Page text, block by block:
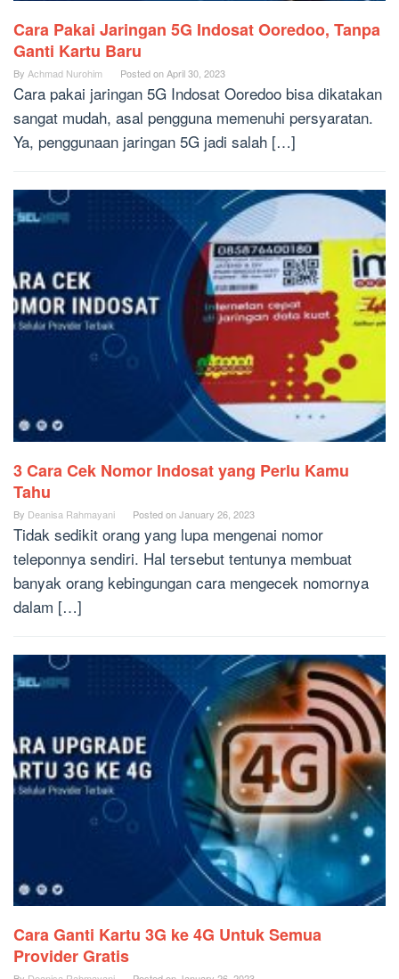
Cara Pakai Jaringan 5G Indosat Ooredoo, Tanpa
Ganti Kartu Baru
By Achmad Nurohim Posted onApril 30, 2023
Cara pakai jaringan 5G Indosat Ooredoo bisa dikatakan
sangat mudah, asal pengguna memenuhi persyaratan.
Ya, penggunaan jaringan 5G jadi salah […]
3 Cara Cek Nomor Indosat yang Perlu Kamu
Tahu
By Deanisa Rahmayani Posted onJanuary 26, 2023
Tidak sedikit orang yang lupa mengenai nomor
teleponnya sendiri. Hal tersebut tentunya membuat
banyak orang kebingungan cara mengecek nomornya
dalam […]
Cara Ganti Kartu 3G ke 4G Untuk Semua
Provider Gratis